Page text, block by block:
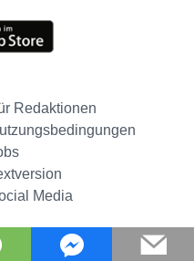
Redaktionen
Media